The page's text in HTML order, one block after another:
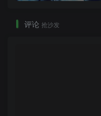
评论 抢沙发